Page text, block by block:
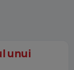
unui